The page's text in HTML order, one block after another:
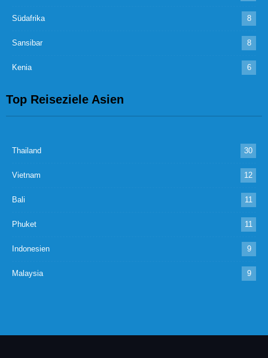
Südafrika 8
Sansibar 8
Kenia 6
Top Reiseziele Asien
Thailand 30
Vietnam 12
Bali 11
Phuket 11
Indonesien 9
Malaysia 9